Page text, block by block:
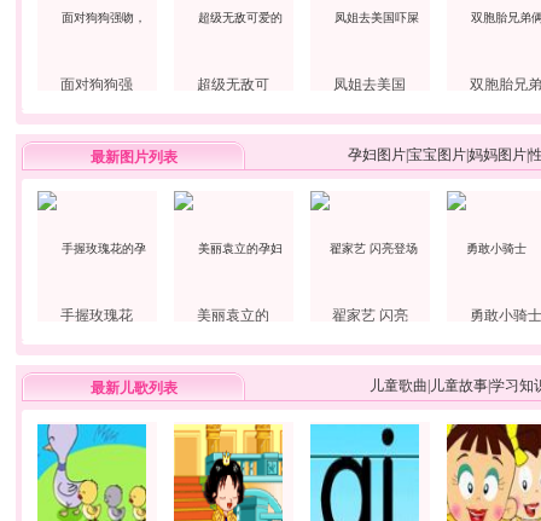
面对狗狗强 超级无敌可 凤姐去美国 双胞胎兄弟
最新图片列表 孕妇图片宝宝图片妈妈图片
手握玫瑰花 美丽袁立的 翟家艺 闪亮 勇敢小骑士
最新儿歌列表 儿童歌曲 儿童故事学习知